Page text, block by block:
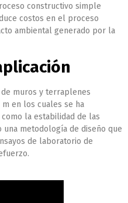
constructivo simple
costos en el proceso
ambiental generado por la
muros y terraplenes
en los cuales se ha
la estabilidad de las
una metodología de diseño que
de laboratorio de